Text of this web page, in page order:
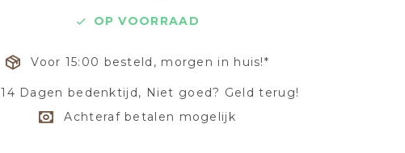
OP VOORRAAD
Voor 15:00 besteld, morgen in huis!*
14 Dagen bedenktijd, Niet goed? Geld terug!
Achteraf betalen mogelijk